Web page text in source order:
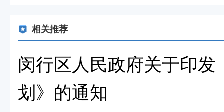
相关推荐
闵行区人民政府关于印发
划》的通知